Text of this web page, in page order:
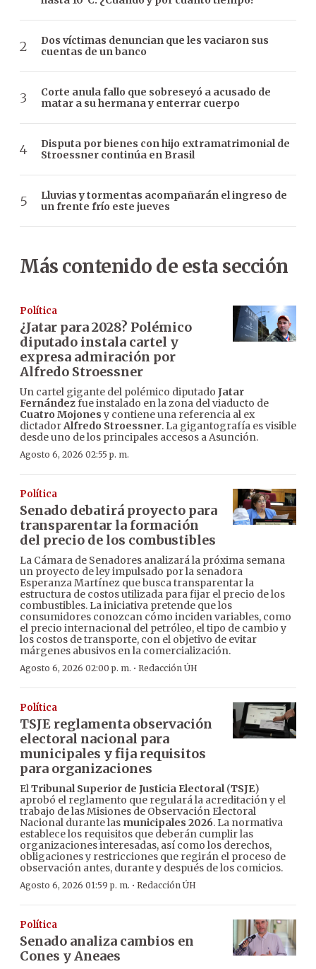
Dos víctimas denuncian que les vaciaron sus
cuentas de un banco
Corte anula fallo que sobreseyó a acusado de
matar a su hermana y enterrar cuerpo
Disputa por bienes con hijo extramatrimonial de
Stroessner continúa en Brasil
Lluvias y tormentas acompañarán el ingreso de
un frente frío este jueves
Más contenido de esta sección
Política
¿Jatar para 2028? Polémico
diputado instala cartel y
expresa admiración por
Alfredo Stroessner
Un cartel gigante del polémico diputado Jatar
Fernándezfue instalado en la zona del viaducto de
Cuatro Mojones y contiene una referencia al ex
dictadorAlfredo Stroessner. La gigantografía es visible
desde uno de los principales accesos a Asunción.
Agosto 6, 2026 02:55 p. m.
Política
Senado debatirá proyecto para
transparentar la formación
del precio de los combustibles
La Cámara de Senadores analizará la próxima semana
un proyecto de ley impulsado por la senadora
Esperanza Martínez que busca transparentar la
estructura de costos utilizada para fijar el precio de los
combustibles. La iniciativa pretende que los
consumidores conozcan cómo inciden variables, como
el precio internacional del petróleo, el tipo de cambio y
los costos de transporte, con el objetivo de evitar
márgenes abusivos en la comercialización.
Agosto 6, 2026 02:00 p. m. · Redacción ÚH
Política
TSJE reglamenta observación
electoral nacional para
municipales y fija requisitos
para organizaciones
ElTribunal Superior de Justicia Electoral(TSJE)
aprobó el reglamento que regulará la acreditación y el
trabajo de las Misiones de Observación Electoral
Nacional durante las municipales 2026. La normativa
establece los requisitos que deberán cumplir las
organizaciones interesadas, así como los derechos,
obligaciones y restricciones que regirán el proceso de
observación antes, durante y después de los comicios.
Agosto 6, 2026 01:59 p. m. · Redacción ÚH
Política
Senado analiza cambios en
Cones y Aneaes